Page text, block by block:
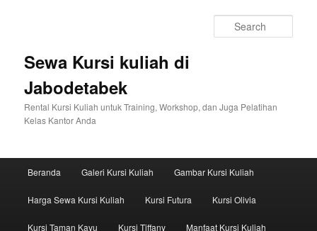
Sewa Kursi kuliah di
Jabodetabek
Rental Kursi Kuliah untuk Training, Workshop, dan Juga Pelatihan
Kelas Kantor Anda
Skip to primary content
Skip to secondary content
Beranda Galeri Kursi Kuliah Gambar Kursi Kuliah
Harga Sewa Kursi Kuliah Kursi Futura Kursi Olivia
Kursi Taman Kayu Kursi Tiffany Manfaat Kursi Kuliah